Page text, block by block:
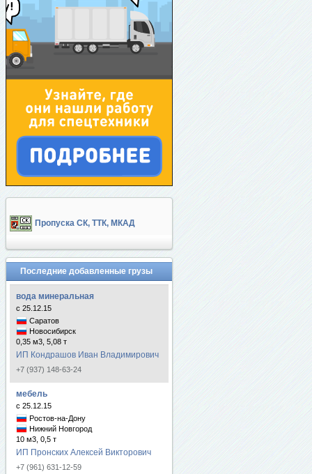
Пропуска СК, ТТК, МКАД
Последние добавленные грузы
вода минеральная
с 25.12.15
Саратов
Новосибирск
0,35 м3, 5,08 т
ИП Кондрашов Иван Владимирович
+7 (937) 148-63-24
мебель
с 25.12.15
Ростов-на-Дону
Нижний Новгород
10 м3, 0,5 т
ИП Пронских Алексей Викторович
+7 (961) 631-12-59